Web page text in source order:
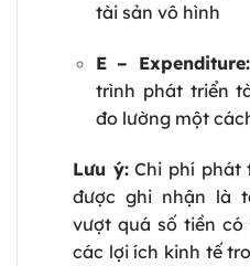
tài sản vô hình
E – Expenditure:
trình phát triển
đo lường một
Lưu ý:Chi phí phát
được ghi nhận là
vượt quá số tiền
các lợi ích kinh tế